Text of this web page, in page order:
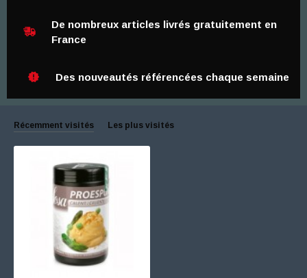
De nombreux articles livrés gratuitement en
France
Des nouveautés référencées chaque semaine
Récemment visités Les plus visités